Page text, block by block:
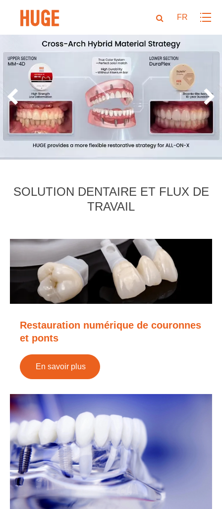
FR
SOLUTION DENTAIRE ET FLUX DE
TRAVAIL
Restauration numérique de couronnes
et ponts
En savoir plus